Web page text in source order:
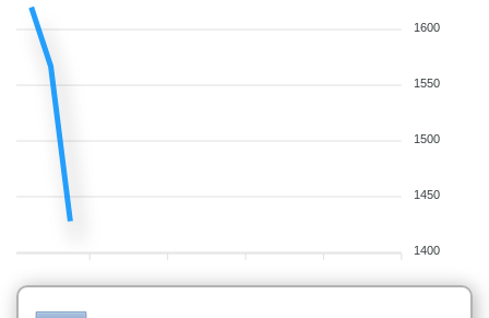
1600
1550
1500
1450
1400